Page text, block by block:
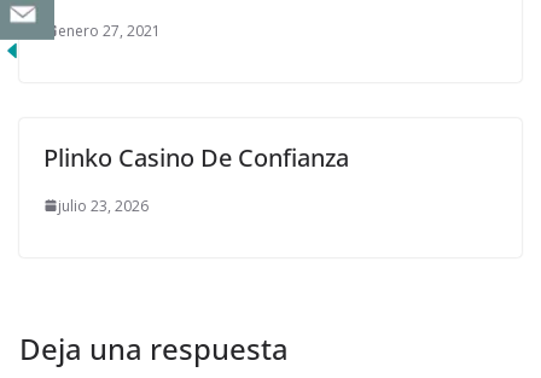
enero 27, 2021
Plinko Casino De Confianza
julio 23, 2026
Deja una respuesta